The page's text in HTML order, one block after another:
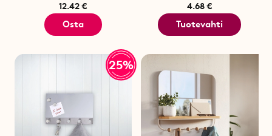
12.42 €
Osta
4.68 €
Tuotevahti
25%